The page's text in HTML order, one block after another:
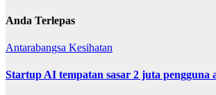
Anda Terlepas
Antarabangsa Kesihatan
Startup AI tempatan sasar 2 juta